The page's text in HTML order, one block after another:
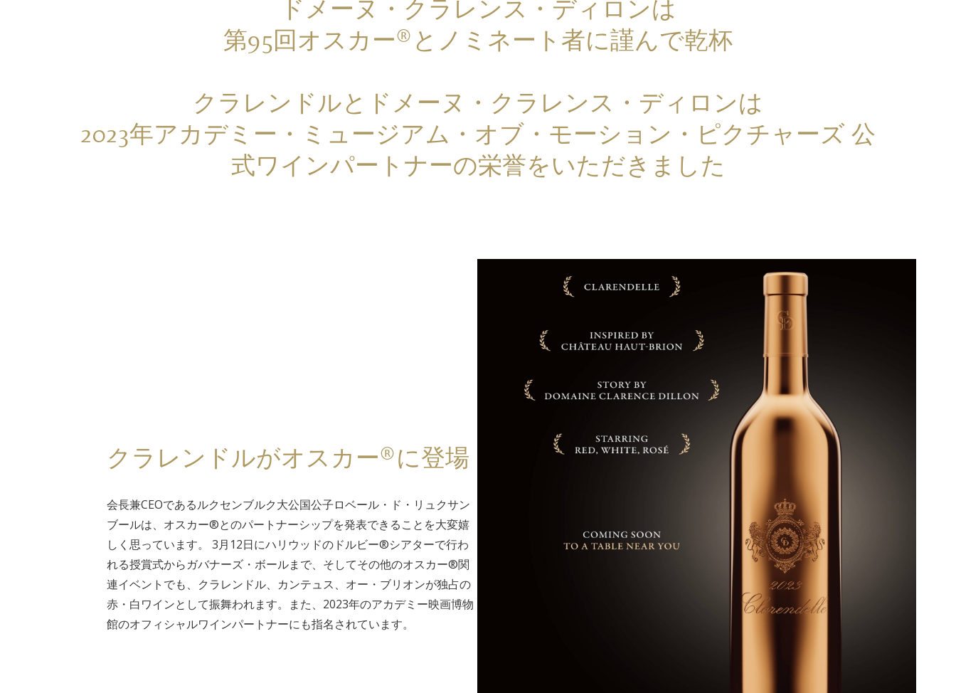
ドメーヌ・クラレンス・ディロンは
第95回オスカー®とノミネート者に謹んで乾杯
クラレンドルとドメーヌ・クラレンス・ディロンは
2023年アカデミー・ミュージアム・オブ・モーション・ピクチャーズ 公
式ワインパートナーの栄誉をいただきました
クラレンドルがオスカー®に登場
会長兼CEOであるルクセンブルク大公国公子ロベール・ド・リュクサン
ブールは、オスカー®とのパートナーシップを発表できることを大変嬉
しく思っています。 3月12日にハリウッドのドルビー®シアターで行わ
れる授賞式からガバナーズ・ボールまで、そしてその他のオスカー®関
連イベントでも、クラレンドル、カンテュス、オー・ブリオンが独占の
赤・白ワインとして振舞われます。また、2023年のアカデミー映画博物
館のオフィシャルワインパートナーにも指名されています。